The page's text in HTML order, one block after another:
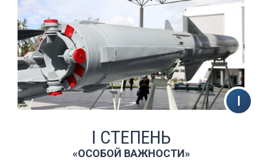
I СТЕПЕНЬ
«ОСОБОЙ ВАЖНОСТИ»